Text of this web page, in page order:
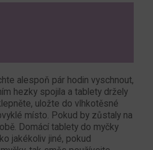
alespoň pár hodin vyschnout,
hezky spojila a tablety držely
uložte do vlhkotěsné
místo. Pokud by zůstaly na
Domácí tablety do myčky
jakékoliv jiné, pokud